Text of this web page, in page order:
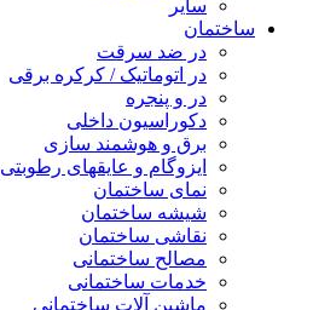
سایر
ساختمان
در ضد سرقت
در اتوماتیک / کرکره برقی
در و پنجره
دکوراسیون داخلی
برق و هوشمند سازی
ایزوگام و عایقهای رطوبتی
نمای ساختمان
شیشه ساختمان
نقاشی ساختمان
مصالح ساختمانی
خدمات ساختمانی
ماشین آلات ساختمانی